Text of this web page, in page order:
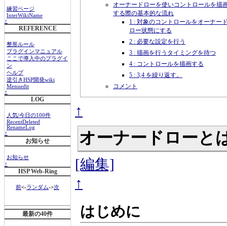
練習ページ
InterWikiName
↑
REFERENCE
整形ルール
プラグインマニュアル
ここで導入中のプラグイ
ン
ヘルプ
逆引きHSP開発wiki
Menuedit
↑
LOG
人気/今日の100件
RecentDeleted
RenameLog
↑
お知らせ
お知らせ
↑
HSP Web-Ring
前<-ランダム->次
最新の40件
オーナードローを使いコントロールを描
する際の基本的な流れ
1 : 対象のコントロールをオーナー
ロー状態にする
2 : 必要な設定を行う
3 : 描画を行うタイミングを待つ
4 : コントロールを描画する
5 : 3,4 を繰り返す。
コメント
↑
オーナードローと
[編集]
↑
はじめに